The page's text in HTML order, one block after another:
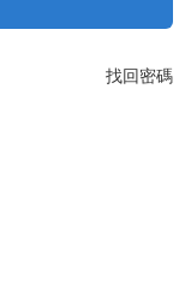
找回密碼